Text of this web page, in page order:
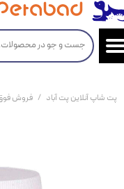
پت شاپ آنلاین پت آباد فروش فوق